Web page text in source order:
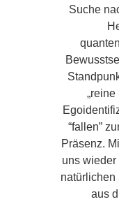
Suche
“fallen”
Präsenz.
uns
natürlichen
aus